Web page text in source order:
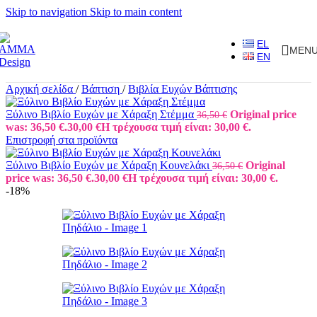
Skip to navigation Skip to main content
EL
EN
Αρχική σελίδα / Βάπτιση / Βιβλία Ευχών Βάπτισης
Ξύλινο Βιβλίο Ευχών με Χάραξη Στέμμα 36,50€ Original price
was: 36,50 €.30,00 €Η τρέχουσα τιμή είναι: 30,00 €.
Επιστροφή στα προϊόντα
Ξύλινο Βιβλίο Ευχών με Χάραξη Κουνελάκι 36,50€ Original
price was: 36,50 €.30,00 €Η τρέχουσα τιμή είναι: 30,00 €.
-18%